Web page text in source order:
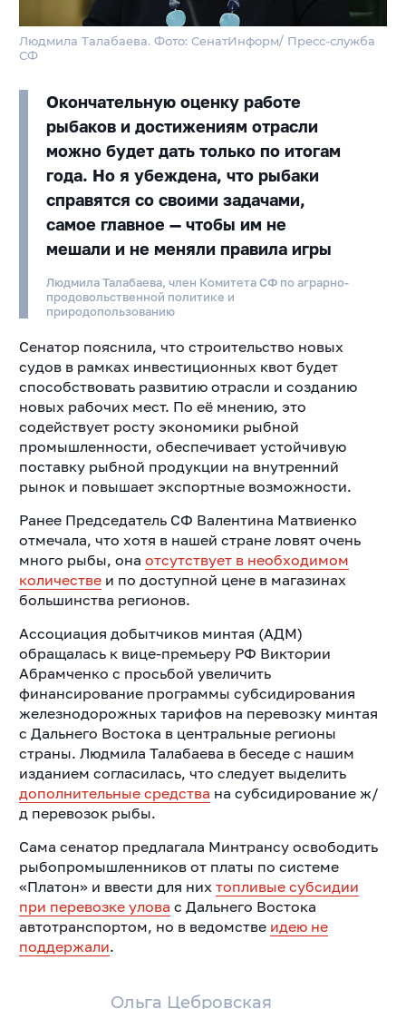
Ольга Цебровская
Людмила Талабаева. Фото: СенатИнформ/ Пресс-служба
СФ
Окончательную оценку работе
рыбаков и достижениям отрасли
можно будет дать только по итогам
года. Но я убеждена, что рыбаки
справятся со своими задачами,
самое главное — чтобы им не
мешали и не меняли правила игры
Людмила Талабаева, член Комитета СФ по аграрно-
продовольственной политике и
природопользованию
Сенатор пояснила, что строительство новых
судов в рамках инвестиционных квот будет
способствовать развитию отрасли и созданию
новых рабочих мест. По её мнению, это
содействует росту экономики рыбной
промышленности, обеспечивает устойчивую
поставку рыбной продукции на внутренний
рынок и повышает экспортные возможности.
Ранее Председатель СФ Валентина Матвиенко
отмечала, что хотя в нашей стране ловят очень
много рыбы, она отсутствует в необходимом
количествеи по доступной цене в магазинах
большинства регионов.
Ассоциация добытчиков минтая (АДМ)
обращалась к вице-премьеру РФ Виктории
Абрамченко с просьбой увеличить
финансирование программы субсидирования
железнодорожных тарифов на перевозку минтая
с Дальнего Востока в центральные регионы
страны. Людмила Талабаева в беседе с нашим
изданием согласилась, что следует выделить
дополнительные средства на субсидирование ж/
д перевозок рыбы.
Сама сенатор предлагала Минтрансу освободить
рыбопромышленников от платы по системе
«Платон» и ввести для них топливые субсидии
при перевозке улова с Дальнего Востока
автотранспортом, но в ведомстве идею не
поддержали.